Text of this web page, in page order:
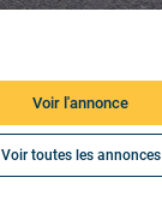
Voir l'annonce
Voir toutes les annonces